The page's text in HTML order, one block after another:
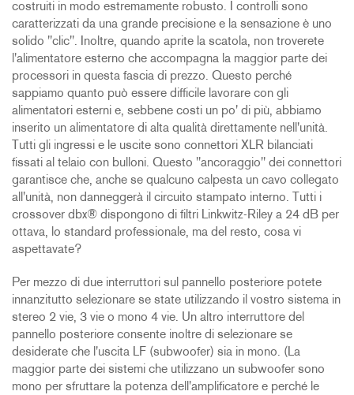
costruiti in modo estremamente robusto. I controlli sono
caratterizzati da una grande precisione e la sensazione è uno
solido "clic". Inoltre, quando aprite la scatola, non troverete
l'alimentatore esterno che accompagna la maggior parte dei
processori in questa fascia di prezzo. Questo perché
sappiamo quanto può essere difficile lavorare con gli
alimentatori esterni e, sebbene costi un po' di più, abbiamo
inserito un alimentatore di alta qualità direttamente nell'unità.
Tutti gli ingressi e le uscite sono connettori XLR bilanciati
fissati al telaio con bulloni. Questo "ancoraggio" dei connettori
garantisce che, anche se qualcuno calpesta un cavo collegato
all'unità, non danneggerà il circuito stampato interno. Tutti i
crossover dbx® dispongono di filtri Linkwitz-Riley a 24 dB per
ottava, lo standard professionale, ma del resto, cosa vi
aspettavate?
Per mezzo di due interruttori sul pannello posteriore potete
innanzitutto selezionare se state utilizzando il vostro sistema in
stereo 2 vie, 3 vie o mono 4 vie. Un altro interruttore del
pannello posteriore consente inoltre di selezionare se
desiderate che l'uscita LF (subwoofer) sia in mono. (La
maggior parte dei sistemi che utilizzano un subwoofer sono
mono per sfruttare la potenza dell'amplificatore e perché le